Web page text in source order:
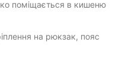
поміщається в кишеню
на рюкзак, пояс